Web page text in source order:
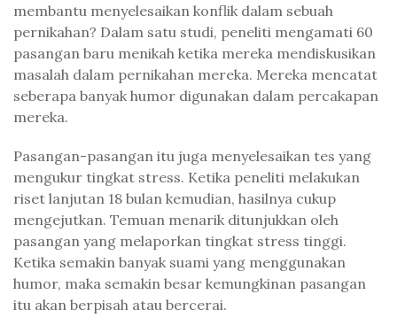
membantu menyelesaikan konflik dalam sebuah
pernikahan? Dalam satu studi, peneliti mengamati 60
pasangan baru menikah ketika mereka mendiskusikan
masalah dalam pernikahan mereka. Mereka mencatat
seberapa banyak humor digunakan dalam percakapan
mereka.
Pasangan-pasangan itu juga menyelesaikan tes yang
mengukur tingkat stress. Ketika peneliti melakukan
riset lanjutan 18 bulan kemudian, hasilnya cukup
mengejutkan. Temuan menarik ditunjukkan oleh
pasangan yang melaporkan tingkat stress tinggi.
Ketika semakin banyak suami yang menggunakan
humor, maka semakin besar kemungkinan pasangan
itu akan berpisah atau bercerai.